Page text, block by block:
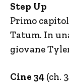
Step Up
Primo
Tatum. In
giovane
Cine 34 (ch.